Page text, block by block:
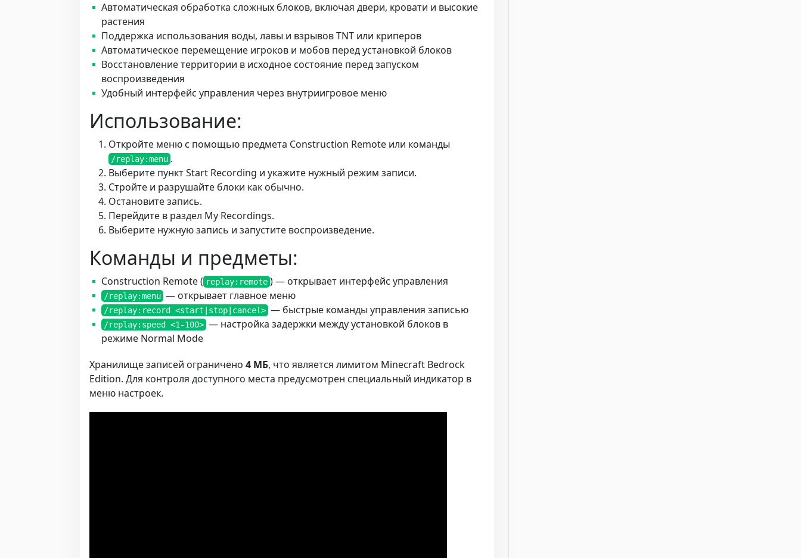
Автоматическая обработка сложных блоков, включая двери, кровати и высокие
растения
Поддержка использования воды, лавы и взрывов TNT или криперов
Автоматическое перемещение игроков и мобов перед установкой блоков
Восстановление территории в исходное состояние перед запуском
воспроизведения
Удобный интерфейс управления через внутриигровое меню
Использование:
Откройте меню с помощью предмета Construction Remote или команды
/replay:menu .
Выберите пункт Start Recording и укажите нужный режим записи.
Стройте и разрушайте блоки как обычно.
Остановите запись.
Перейдите в раздел My Recordings.
Выберите нужную запись и запустите воспроизведение.
Команды и предметы:
Construction Remote ( replay:remote ) — открывает интерфейс управления
/replay:menu — открывает главное меню
/replay:record <start|stop|cancel> — быстрые команды управления записью
/replay:speed <1-100> — настройка задержки между установкой блоков в
режиме Normal Mode
Хранилище записей ограничено 4 МБ, что является лимитом Minecraft Bedrock
Edition. Для контроля доступного места предусмотрен специальный индикатор в
меню настроек.